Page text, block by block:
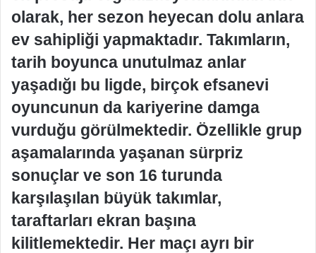
olarak, her sezon heyecan dolu anlara
ev sahipliği yapmaktadır. Takımların,
tarih boyunca unutulmaz anlar
yaşadığı bu ligde, birçok efsanevi
oyuncunun da kariyerine damga
vurduğu görülmektedir. Özellikle grup
aşamalarında yaşanan sürpriz
sonuçlar ve son 16 turunda
karşılaşılan büyük takımlar,
taraftarları ekran başına
kilitlemektedir. Her maçı ayrı bir